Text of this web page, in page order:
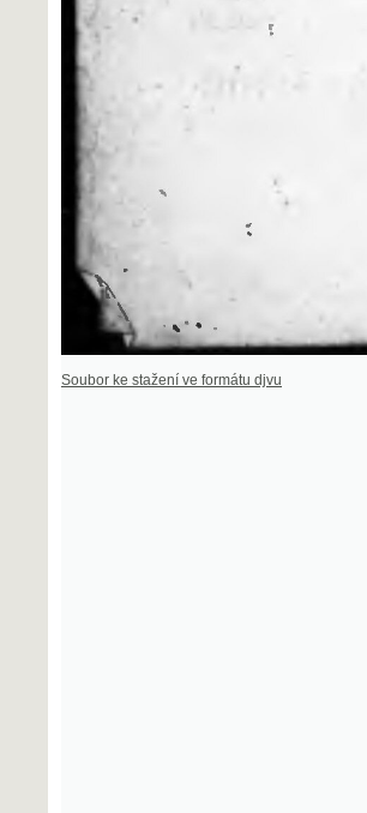
Soubor ke stažení ve formátu djvu